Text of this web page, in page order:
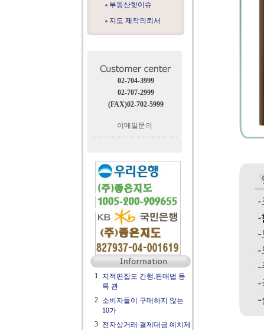
부동산핫이슈
지도 제작의뢰서
02-704-3999
02-707-2999
(FAX)02-702-5999
이메일문의
1 지적편집도 간행.판매법 등
록 관
2 소비자들이 구매하지 않는
10가
3 전자상거래 결제대금 예치제